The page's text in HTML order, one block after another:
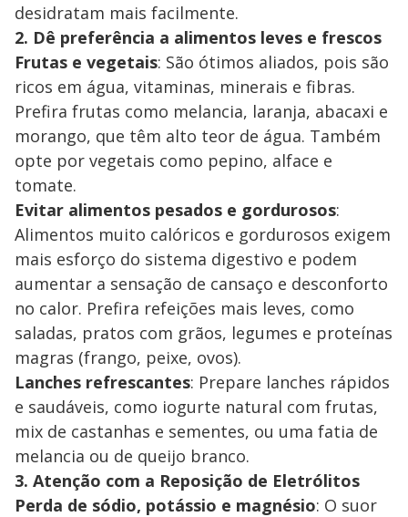
desidratam mais facilmente.
2. Dê preferência a alimentos leves e frescos
Frutas e vegetais: São ótimos aliados, pois são
ricos em água, vitaminas, minerais e fibras.
Prefira frutas como melancia, laranja, abacaxi e
morango, que têm alto teor de água. Também
opte por vegetais como pepino, alface e
tomate.
Evitar alimentos pesados e gordurosos:
Alimentos muito calóricos e gordurosos exigem
mais esforço do sistema digestivo e podem
aumentar a sensação de cansaço e desconforto
no calor. Prefira refeições mais leves, como
saladas, pratos com grãos, legumes e proteínas
magras (frango, peixe, ovos).
Lanches refrescantes: Prepare lanches rápidos
e saudáveis, como iogurte natural com frutas,
mix de castanhas e sementes, ou uma fatia de
melancia ou de queijo branco.
3. Atenção com a Reposição de Eletrólitos
Perda de sódio, potássio e magnésio: O suor